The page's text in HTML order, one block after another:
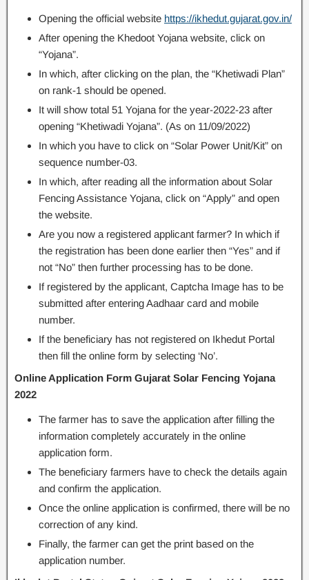
Opening the official website https://ikhedut.gujarat.gov.in/
After opening the Khedoot Yojana website, click on
“Yojana”.
In which, after clicking on the plan, the “Khetiwadi Plan”
on rank-1 should be opened.
It will show total 51 Yojana for the year-2022-23 after
opening “Khetiwadi Yojana”. (As on 11/09/2022)
In which you have to click on “Solar Power Unit/Kit” on
sequence number-03.
In which, after reading all the information about Solar
Fencing Assistance Yojana, click on “Apply” and open
the website.
Are you now a registered applicant farmer? In which if
the registration has been done earlier then “Yes” and if
not “No” then further processing has to be done.
If registered by the applicant, Captcha Image has to be
submitted after entering Aadhaar card and mobile
number.
If the beneficiary has not registered on Ikhedut Portal
then fill the online form by selecting ‘No’.
Online Application Form Gujarat Solar Fencing Yojana
2022
The farmer has to save the application after filling the
information completely accurately in the online
application form.
The beneficiary farmers have to check the details again
and confirm the application.
Once the online application is confirmed, there will be no
correction of any kind.
Finally, the farmer can get the print based on the
application number.